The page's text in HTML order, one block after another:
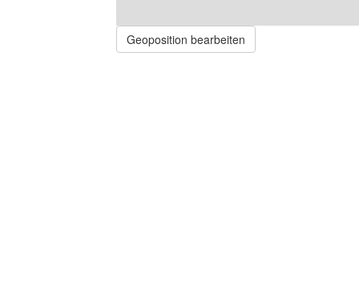
Geoposition bearbeiten